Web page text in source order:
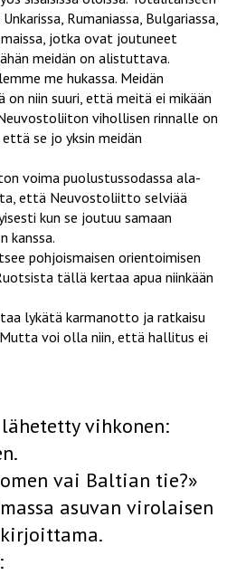
Rumaniassa, Bulgariassa,
maissa, jotka ovat joutuneet
meidän on alistuttava.
me hukassa. Meidän
niin suuri, että meitä ei mikään
vihollisen rinnalle on
se jo yksin meidän
voima puolustussodassa ala­
että Neuvostoliitto selviää
kun se joutuu samaan
kanssa.
pohjoismaisen orientoimisen
tällä kertaa apua niinkään
lykätä karmanotto ja ratkaisu
voi olla niin, että hallitus ei
vihkonen:
vai Baltian tie?»
asuvan virolaisen